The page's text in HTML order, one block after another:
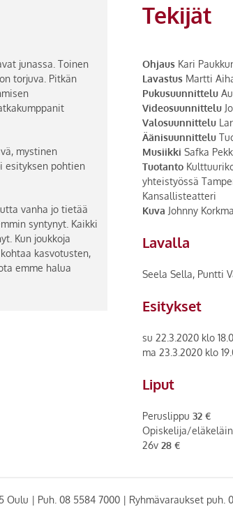
junassa. Toinen
torjuva. Pitkän
mystinen
esityksen pohtien
vanha jo tietää
syntynyt. Kaikki
Kun joukkoja
kasvotusten,
emme halua
Tekijät
Ohjaus Kari
Lavastus Martti
Pukusuunnittelu
Videosuunnittelu
Valosuunnittelu
Äänisuunnittelu
Musiikki Safka
Tuotanto
yhteistyössä
Kansallisteatteri
Kuva Johnny
Lavalla
Seela Sella, Puntti
Esitykset
su 22.3.2020 klo
ma 23.3.2020 klo
Liput
Peruslippu 32 €
Opiskelija/
26v 28 €
Oulu | Puh. 08 5584 7000 | Ryhmävaraukset puh.